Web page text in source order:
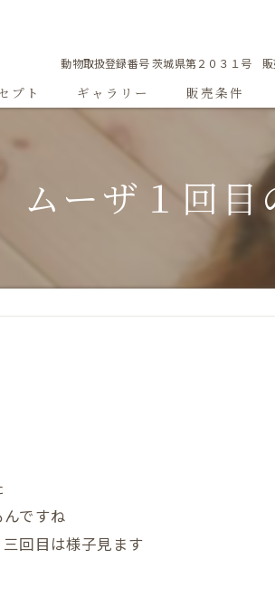
動物取扱登録番号 茨城県第２０３１号
プト ギャラリー
Sweetgallery
成犬紹介
販売条件
ムーザ１回
ですね
回目は様子見ます